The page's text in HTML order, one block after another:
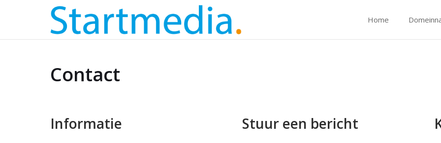
Home
Contact
Informatie Stuur een bericht